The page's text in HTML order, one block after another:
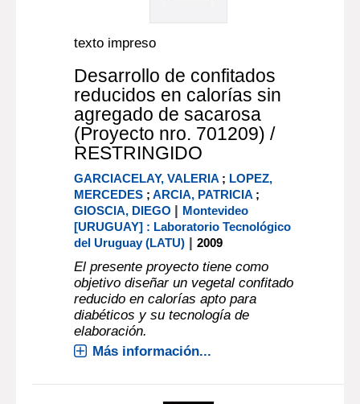
texto impreso
Desarrollo de confitados
reducidos en calorías sin
agregado de sacarosa
(Proyecto nro. 701209) /
RESTRINGIDO
GARCIACELAY, VALERIA ; LOPEZ,
MERCEDES ;ARCIA, PATRICIA ;
GIOSCIA, DIEGO | Montevideo
[URUGUAY] : Laboratorio Tecnológico
del Uruguay (LATU) |2009
El presente proyecto tiene como
objetivo diseñar un vegetal confitado
reducido en calorías apto para
diabéticos y su tecnología de
elaboración.
Más información...